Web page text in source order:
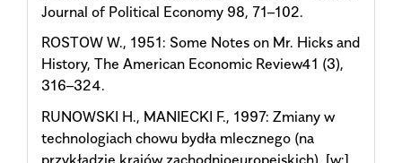
Journal of Political Economy 98, 71–102.
ROSTOW W., 1951: Some Notes on Mr. Hicks and
History, The American Economic Review41 (3),
316–324.
RUNOWSKI H., MANIECKI F., 1997: Zmiany w
technologiach chowu bydła mlecznego (na
przykładzie krajów zachodnioeuropejskich). [w:]